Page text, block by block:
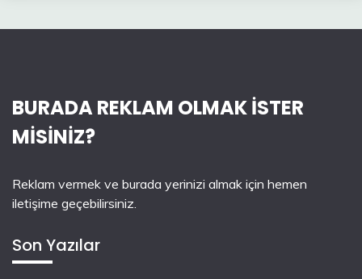
BURADA REKLAM OLMAK İSTER
MİSİNİZ?
Reklam vermek ve burada yerinizi almak için hemen
iletişime geçebilirsiniz.
Son Yazılar